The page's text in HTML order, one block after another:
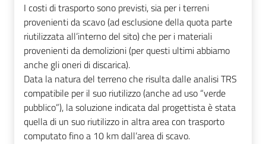
I costi di trasporto sono previsti, sia per i terreni
provenienti da scavo (ad esclusione della quota parte
riutilizzata all’interno del sito) che per i materiali
provenienti da demolizioni (per questi ultimi abbiamo
anche gli oneri di discarica).
Data la natura del terreno che risulta dalle analisi TRS
compatibile per il suo riutilizzo (anche ad uso “verde
pubblico”), la soluzione indicata dal progettista è stata
quella di un suo riutilizzo in altra area con trasporto
computato fino a 10 km dall’area di scavo.